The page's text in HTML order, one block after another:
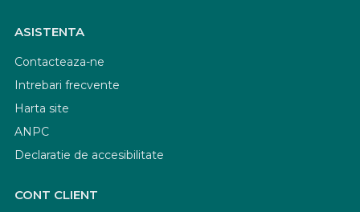
ASISTENTA
Contacteaza-ne
Intrebari frecvente
Harta site
ANPC
Declaratie de accesibilitate
CONT CLIENT